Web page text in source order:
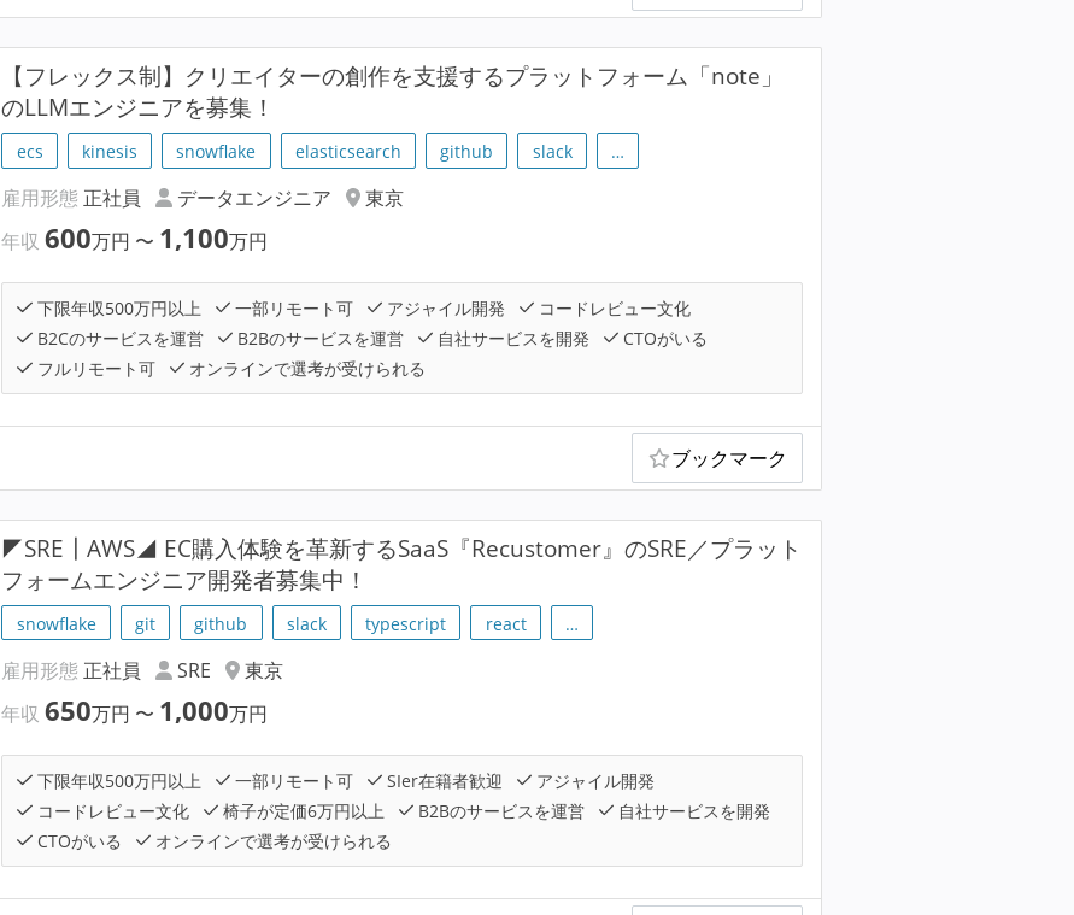
【フレックス制】クリエイターの創作を支援するプラットフォーム「note」
のLLMエンジニアを募集！
ecs kinesis snowflake elasticsearch github slack …
雇用形態 正社員 データエンジニア
東京
年収600万円 〜 1,100万円
下限年収500万円以上 一部リモート可 アジャイル開発
コードレビュー文化
B2Cのサービスを運営
B2Bのサービスを運営 自社サービスを開発
CTOがいる
フルリモート可
オンラインで選考が受けられる
ブックマーク
◤SRE┃AWS◢ EC購入体験を革新するSaaS『Recustomer』のSRE／プラット
フォームエンジニア開発者募集中！
snowflake git github slack typescript react …
雇用形態 正社員 SRE
東京
年収650万円 〜 1,000万円
下限年収500万円以上 一部リモート可 SIer在籍者歓迎
アジャイル開発
コードレビュー文化
椅子が定価6万円以上 B2Bのサービスを運営
自社サービスを開発
CTOがいる
オンラインで選考が受けられる